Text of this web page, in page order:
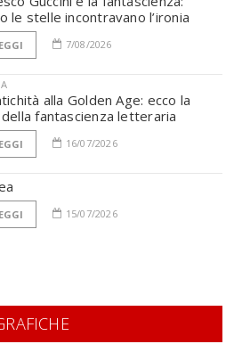
le stelle incontravano l’ironia
7/08/2026
alla Golden Age: ecco la
fantascienza letteraria
16/07/2026
15/07/2026